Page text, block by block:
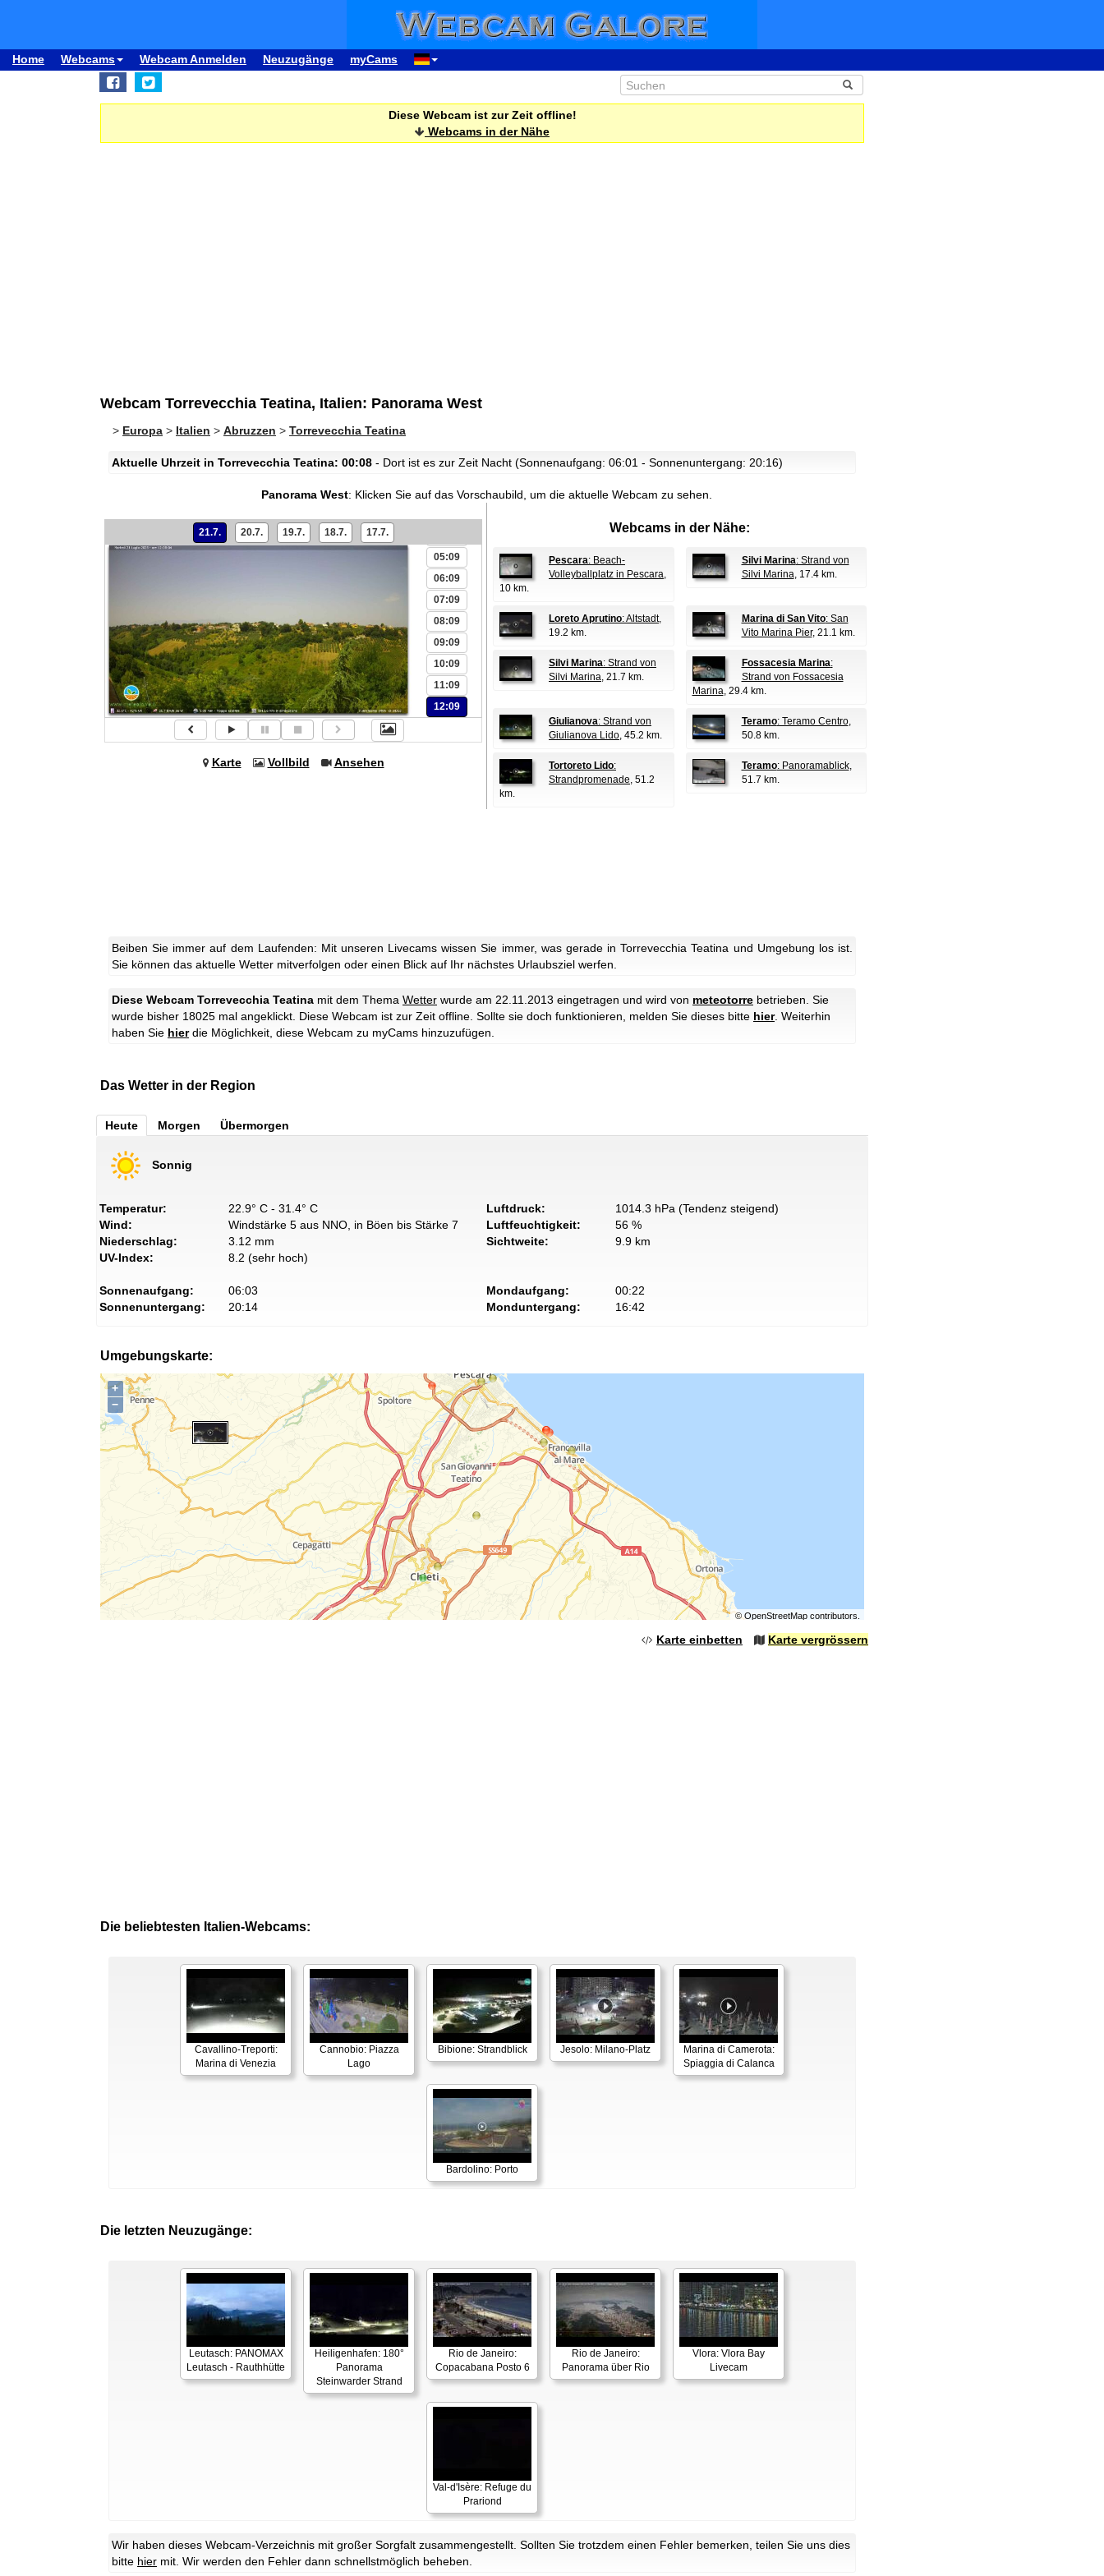
Home Webcams Webcam Anmelden Neuzugänge myCams
Diese Webcam ist zur Zeit offline!
Webcams in der Nähe
Webcam Torrevecchia Teatina, Italien: Panorama West
> Europa > Italien > Abruzzen > Torrevecchia Teatina
Aktuelle Uhrzeit in Torrevecchia Teatina: 00:08 - Dort ist es zur Zeit Nacht (Sonnenaufgang: 06:01 - Sonnenuntergang: 20:16)
Panorama West: Klicken Sie auf das Vorschaubild, um die aktuelle Webcam zu sehen.
21.7. 20.7. 19.7. 18.7. 17.7.
02:09
05:09
06:09
07:09
08:09
09:09
10:09
11:09
12:09
Karte Vollbild Ansehen
Webcams in der Nähe:
Pescara: Beach-
Volleyballplatz in Pescara,
10 km.
Silvi Marina: Strand von
Silvi Marina, 17.4 km.
Loreto Aprutino: Altstadt,
19.2 km.
Marina di San Vito: San
Vito Marina Pier, 21.1 km.
Silvi Marina: Strand von
Silvi Marina, 21.7 km.
Fossacesia Marina:
Strand von Fossacesia
Marina, 29.4 km.
Giulianova: Strand von
Giulianova Lido, 45.2 km.
Teramo: Teramo Centro,
50.8 km.
Tortoreto Lido:
Strandpromenade, 51.2
km.
Teramo: Panoramablick,
51.7 km.
Beiben Sie immer auf dem Laufenden: Mit unseren Livecams wissen Sie immer, was gerade in Torrevecchia Teatina und Umgebung los ist.
Sie können das aktuelle Wetter mitverfolgen oder einen Blick auf Ihr nächstes Urlaubsziel werfen.
Diese Webcam Torrevecchia Teatina mit dem Thema Wetter wurde am 22.11.2013 eingetragen und wird von meteotorre betrieben. Sie
wurde bisher 18025 mal angeklickt. Diese Webcam ist zur Zeit offline. Sollte sie doch funktionieren, melden Sie dieses bitte hier. Weiterhin
haben Sie hierdie Möglichkeit, diese Webcam zu myCams hinzuzufügen.
Das Wetter in der Region
Heute Morgen Übermorgen
Sonnig
Temperatur:
22.9° C - 31.4° C
Wind:
Windstärke 5 aus NNO, in Böen bis Stärke 7
Niederschlag:
3.12 mm
UV-Index:
8.2 (sehr hoch)
Luftdruck:
1014.3 hPa (Tendenz steigend)
Luftfeuchtigkeit:
56 %
Sichtweite:
9.9 km
Sonnenaufgang:
06:03
Sonnenuntergang:
20:14
Mondaufgang:
00:22
Monduntergang:
16:42
Umgebungskarte:
+
−
©OpenStreetMapcontributors.
Karte einbetten Karte vergrössern
Die beliebtesten Italien-Webcams:
Cavallino-Treporti:
Marina di Venezia
Cannobio: Piazza
Lago
Bibione: Strandblick Jesolo: Milano-Platz
Marina di Camerota:
Spiaggia di Calanca
Bardolino: Porto
Die letzten Neuzugänge:
Leutasch: PANOMAX
Leutasch - Rauthhütte
Heiligenhafen: 180°
Panorama
Steinwarder Strand
Rio de Janeiro:
Copacabana Posto 6
Rio de Janeiro:
Panorama über Rio
Vlora: Vlora Bay
Livecam
Val-d'Isère: Refuge du
Prariond
Wir haben dieses Webcam-Verzeichnis mit großer Sorgfalt zusammengestellt. Sollten Sie trotzdem einen Fehler bemerken, teilen Sie uns dies
bitte hier mit. Wir werden den Fehler dann schnellstmöglich beheben.